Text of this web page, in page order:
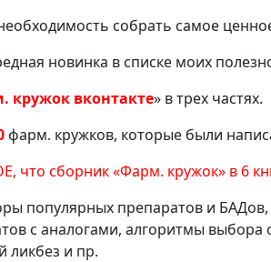
собрать самое
новинка в списке моих
кружок вконтакте» в трех частях.
фарм. кружков, которые были
что сборник «Фарм. кружок» в 6
популярных препаратов и
с аналогами, алгоритмы
ликбез и пр.